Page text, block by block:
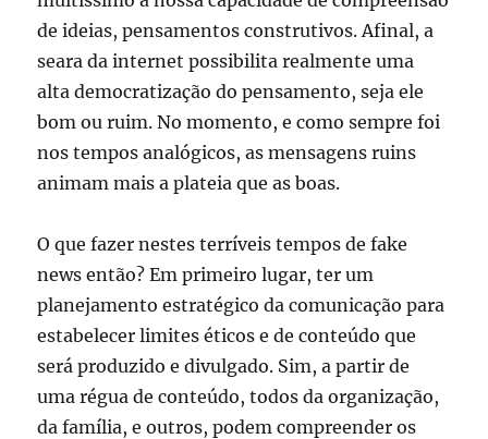
de ideias, pensamentos construtivos. Afinal, a
seara da internet possibilita realmente uma
alta democratização do pensamento, seja ele
bom ou ruim. No momento, e como sempre foi
nos tempos analógicos, as mensagens ruins
animam mais a plateia que as boas.
O que fazer nestes terríveis tempos de fake
news então? Em primeiro lugar, ter um
planejamento estratégico da comunicação para
estabelecer limites éticos e de conteúdo que
será produzido e divulgado. Sim, a partir de
uma régua de conteúdo, todos da organização,
da família, e outros, podem compreender os